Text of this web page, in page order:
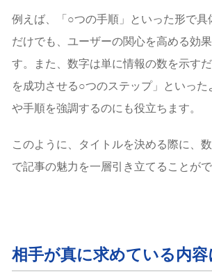
例えば、「○つの手順」といった形で具
だけでも、ユーザーの関心を高める効
す。また、数字は単に情報の数を示す
を成功させる○つのステップ」といった
や手順を強調するのにも役立ちます。
このように、タイトルを決める際に、
で記事の魅力を一層引き立てることがで
相手が真に求めている内容